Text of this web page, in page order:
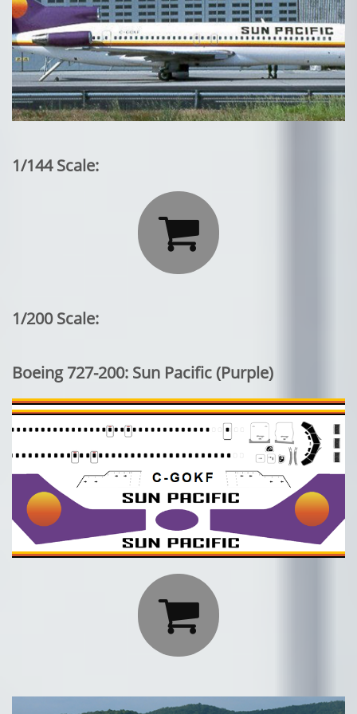
1/144 Scale:

1/200 Scale:
Boeing 727-200: Sun Pacific (Purple)
